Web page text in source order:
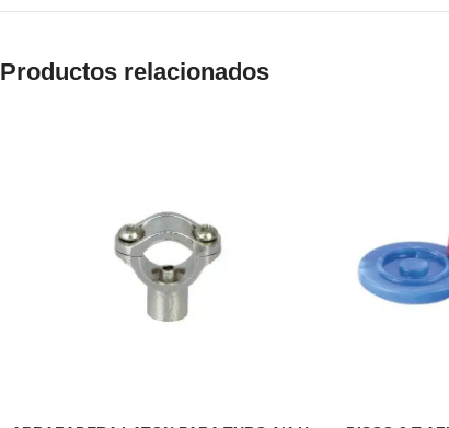
Productos relacionados